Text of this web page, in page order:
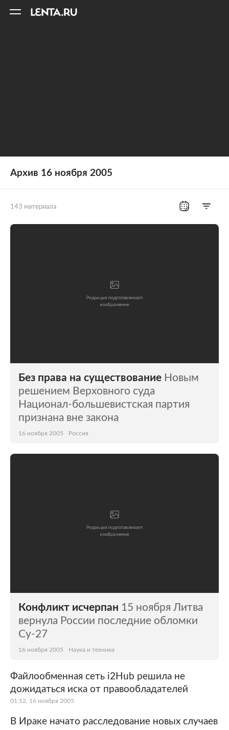
Архив 16 ноября 2005
143 материала
Наука и техника Спорт
Из жизни Среда обитания
Забота о себе
Без права на существование Новым
решением Верховного суда
Национал-большевистская партия
признана вне закона
16 ноября 2005 Россия
Конфликт исчерпан 15 ноября Литва
вернула России последние обломки
Су-27
16 ноября 2005 Наука и техника
Файлообменная сеть i2Hub решила не
дожидаться иска от правообладателей
01:12, 16 ноября 2005
В Ираке начато расследование новых случаев